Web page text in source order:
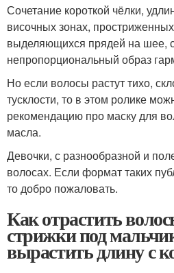
Сочетание короткой чёлки,
височных зонах,
выделяющихся прядей на шее,
непропорциональный образ
Но если волосы растут тихо,
тусклости, то в этом ролике
рекомендацию про маску для
масла.
Девочки, с разнообразной и
волосах. Если формат таких
то добро пожаловать.
Как отрастить
стрижки под
вырастить длину с